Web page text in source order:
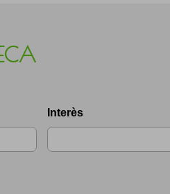
Interès